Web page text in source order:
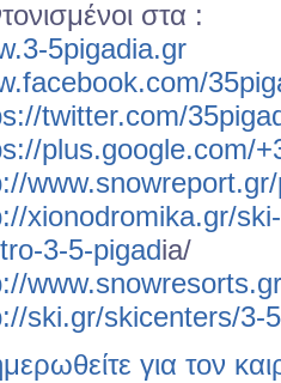
στα :
5pigadia.gr
twitter.com/
plus.google.com/
xionodromika.gr/
3-5-pigadia/
ski.gr/skicenters/3-
για τον